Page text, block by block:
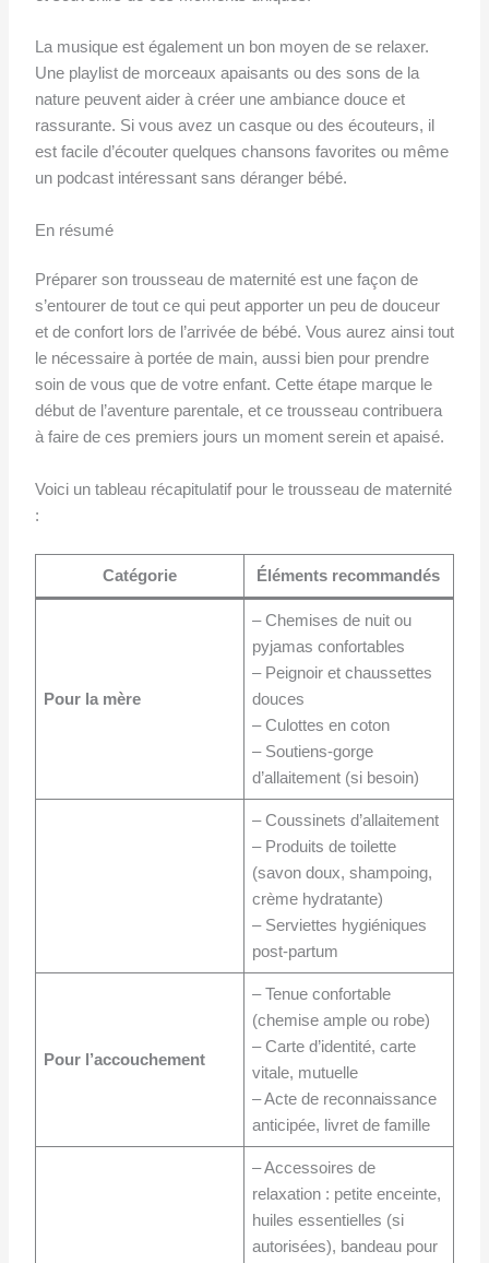
La musique est également un bon moyen de se relaxer.
Une playlist de morceaux apaisants ou des sons de la
nature peuvent aider à créer une ambiance douce et
rassurante. Si vous avez un casque ou des écouteurs, il
est facile d’écouter quelques chansons favorites ou même
un podcast intéressant sans déranger bébé.
En résumé
Préparer son trousseau de maternité est une façon de
s’entourer de tout ce qui peut apporter un peu de douceur
et de confort lors de l’arrivée de bébé. Vous aurez ainsi tout
le nécessaire à portée de main, aussi bien pour prendre
soin de vous que de votre enfant. Cette étape marque le
début de l’aventure parentale, et ce trousseau contribuera
à faire de ces premiers jours un moment serein et apaisé.
Voici un tableau récapitulatif pour le trousseau de maternité
:
Catégorie Éléments recommandés
Pour la mère
– Chemises de nuit ou
pyjamas confortables
– Peignoir et chaussettes
douces
– Culottes en coton
– Soutiens-gorge
d’allaitement (si besoin)
– Coussinets d’allaitement
– Produits de toilette
(savon doux, shampoing,
crème hydratante)
– Serviettes hygiéniques
post-partum
Pour l’accouchement
– Tenue confortable
(chemise ample ou robe)
– Carte d’identité, carte
vitale, mutuelle
– Acte de reconnaissance
anticipée, livret de famille
– Accessoires de
relaxation : petite enceinte,
huiles essentielles (si
autorisées), bandeau pour